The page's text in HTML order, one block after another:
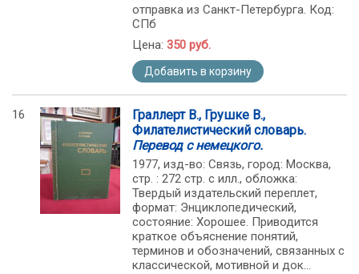
отправка из Санкт-Петербурга. Код:
СПб
Цена: 350 руб.
Добавить в корзину
16
Граллерт В., Грушке В.,
Филателистический словарь.
Перевод с немецкого.
1977, изд-во: Связь, город: Москва,
стр. : 272 стр. с илл., обложка:
Твердый издательский переплет,
формат: Энциклопедический,
состояние: Хорошее. Приводится
краткое объяснение понятий,
терминов и обозначений, связанных с
классической, мотивной и док...